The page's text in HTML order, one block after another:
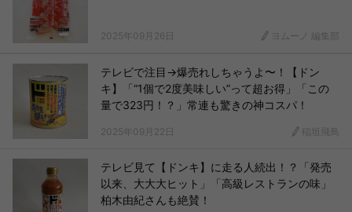
2025年09月26日 ヨムーノ 編集部
テレビで注目→爆売れしちゃうよ〜！【ドン
キ】「“1個で2度美味しい”って超お得」「この
量で323円！？」常連も驚きの神コスパ！
2025年09月22日 稲垣飛鳥
テレビ見て【ドンキ】に走る人続出！？「発売
以来、大大大ヒット」「高級レストランの味」
柏木由紀さんも絶賛！